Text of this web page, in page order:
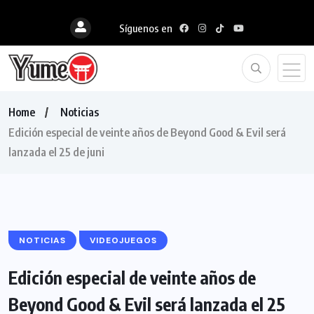
Síguenos en
Home
Noticias
Edición especial de veinte años de Beyond Good & Evil será
lanzada el 25 de juni
NOTICIAS VIDEOJUEGOS
Edición especial de veinte años de
Beyond Good & Evil será lanzada el 25